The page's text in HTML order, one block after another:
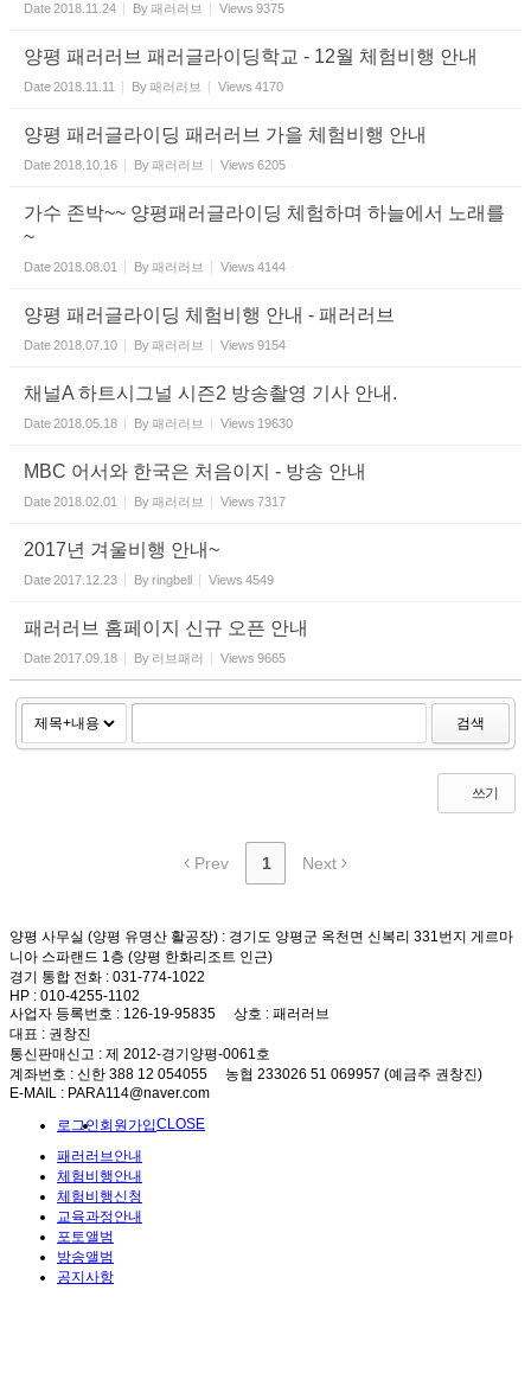
Date2018.11.24 By패러러브 Views 9375
양평 패러러브 패러글라이딩학교 - 12월 체험비행 안내
Date2018.11.11 By패러러브 Views 4170
양평 패러글라이딩 패러러브 가을 체험비행 안내
Date2018.10.16 By패러러브 Views 6205
가수 존박~~ 양평패러글라이딩 체험하며 하늘에서 노래를
~
Date2018.08.01 By패러러브 Views 4144
양평 패러글라이딩 체험비행 안내 - 패러러브
Date2018.07.10 By패러러브 Views 9154
채널A 하트시그널 시즌2 방송촬영 기사 안내.
Date2018.05.18 By패러러브 Views 19630
MBC 어서와 한국은 처음이지 - 방송 안내
Date2018.02.01 By패러러브 Views 7317
2017년 겨울비행 안내~
Date2017.12.23 Byringbell Views 4549
패러러브 홈페이지 신규 오픈 안내
Date2017.09.18 By 러브패러 Views 9665
검색
쓰기
Prev 1 Next
양평 사무실 (양평 유명산 활공장) : 경기도 양평군 옥천면 신복리 331번지 게르마
니아 스파랜드 1층 (양평 한화리조트 인근)
경기 통합 전화 : 031-774-1022
HP : 010-4255-1102
사업자 등록번호 : 126-19-95835 상호 : 패러러브
대표 : 권창진
통신판매신고 : 제 2012-경기양평-0061호
계좌번호 : 신한 388 12 054055 농협 233026 51 069957 (예금주 권창진)
E-MAIL : PARA114@naver.com
로그인회원가입CLOSE
패러러브안내
체험비행안내
체험비행신청
교육과정안내
포토앨범
방송앨범
공지사항